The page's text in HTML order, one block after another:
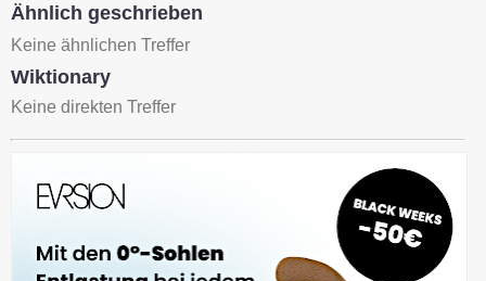
Ähnlich geschrieben
Keine ähnlichen Treffer
Wiktionary
Keine direkten Treffer